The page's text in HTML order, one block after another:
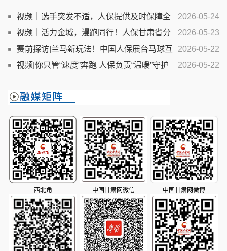
2026-05-24
视频｜选手突发不适，人保提供及时保障全
程暖心守护
2026-05-23
视频｜活力金城，漫跑同行！人保甘肃省分
公司方阵方阵亮相兰马欢乐跑
2026-05-22
赛前探访|兰马新玩法！中国人保展台马球互
动趣味上线
2026-05-22
视频|你只管“速度”奔跑 人保负责“温暖”守护
西北角 中国甘肃网微信 中国甘肃网微博